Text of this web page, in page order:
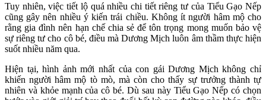
Tuy nhiên, việc tiết lộ quá nhiều chi tiết riêng tư của Tiểu Gạo Nếp
cũng gây nên nhiều ý kiến trái chiều. Không ít người hâm mộ cho
rằng gia đình nên hạn chế chia sẻ để tôn trọng mong muốn bảo vệ
sự riêng tư cho cô bé, điều mà Dương Mịch luôn âm thầm thực hiện
suốt nhiều năm qua.
Hiện tại, hình ảnh mới nhất của con gái Dương Mịch không chỉ
khiến người hâm mộ tò mò, mà còn cho thấy sự trưởng thành tự
nhiên và khỏe mạnh của cô bé. Dù sau này Tiểu Gạo Nếp có chọn